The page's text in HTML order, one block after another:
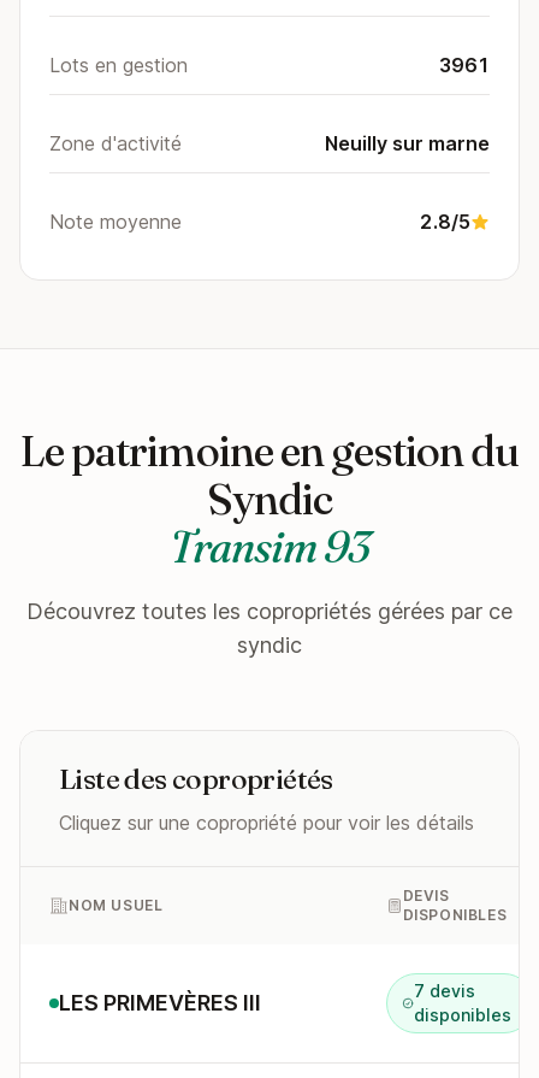
Lots en gestion 3961
Zone d'activité Neuilly sur marne
Note moyenne 2.8/5
Le patrimoine en gestion du
Syndic
Transim 93
Découvrez toutes les copropriétés gérées par ce
syndic
Liste des copropriétés
Cliquez sur une copropriété pour voir les détails
NOM USUEL
DEVIS
DISPONIBLES
LES PRIMEVÈRES III
7 devis
disponibles